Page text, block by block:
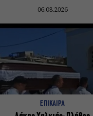
06.08.2026
ΕΠΙΚΑΙΡΑ